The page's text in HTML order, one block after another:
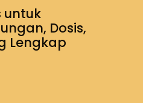
untuk
Dosis,
Lengkap